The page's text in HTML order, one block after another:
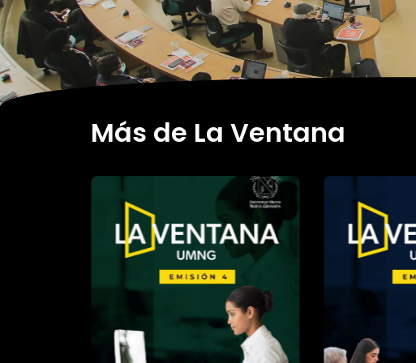
Más de La Ventana